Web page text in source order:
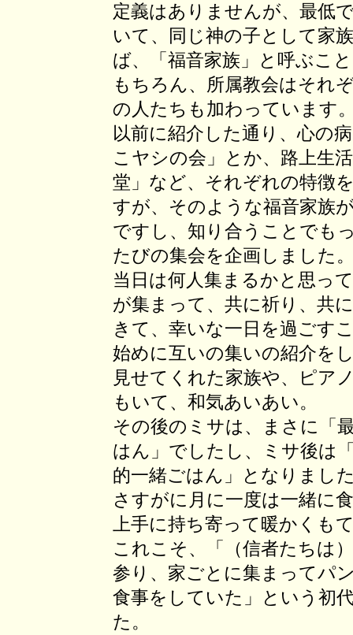
定義はありませんが、最低
いて、同じ神の子として家
ば、「福音家族」と呼ぶこ
もちろん、所属教会はそれ
の人たちも加わっています
以前に紹介した通り、心の
こヤシの会」とか、路上生
堂」など、それぞれの特徴
すが、そのような福音家族
ですし、知り合うことでも
たびの集会を企画しました
当日は何人集まるかと思っ
が集まって、共に祈り、共
きて、幸いな一日を過ごす
始めに互いの集いの紹介を
見せてくれた家族や、ピア
もいて、和気あいあい。
その後のミサは、まさに「
はん」でしたし、ミサ後は
的一緒ごはん」となりまし
さすがに月に一度は一緒に
上手に持ち寄って暖かくも
これこそ、「（信者たちは
参り、家ごとに集まってパ
食事をしていた」という初
た。